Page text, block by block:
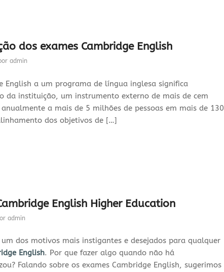
dos exames Cambridge English
admin
English a um programa de língua inglesa significa
da instituição, um instrumento externo de mais de cem
a mais de 5 milhões de pessoas em mais de 130
dos objetivos de […]
English Higher Education
admin
dos motivos mais instigantes e desejados para qualquer
English. Por que fazer algo quando não há
Falando sobre os exames Cambridge English, sugerimos